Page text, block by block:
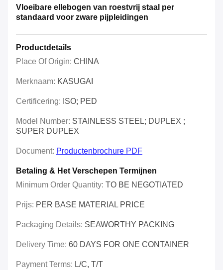
Vloeibare ellebogen van roestvrij staal per
standaard voor zware pijpleidingen
Productdetails
Place Of Origin: CHINA
Merknaam: KASUGAI
Certificering: ISO; PED
Model Number: STAINLESS STEEL; DUPLEX ;
SUPER DUPLEX
Document: Productenbrochure PDF
Betaling & Het Verschepen Termijnen
Minimum Order Quantity: TO BE NEGOTIATED
Prijs: PER BASE MATERIAL PRICE
Packaging Details: SEAWORTHY PACKING
Delivery Time: 60 DAYS FOR ONE CONTAINER
Payment Terms: L/C, T/T